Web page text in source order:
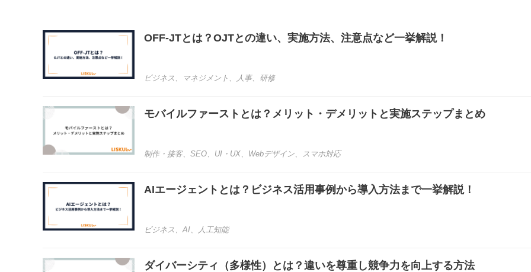
OFF-JTとは？OJTとの違い、実施方法、注意点など一挙解説！
ビジネス 、 マネジメント 、 人事、 研修
モバイルファーストとは？メリット・デメリットと実施ステップまとめ
制作・接客、 SEO、 UI・UX、 Webデザイン、 スマホ対応
AIエージェントとは？ビジネス活用事例から導入方法まで一挙解説！
ビジネス 、AI、 人工知能
ダイバーシティ（多様性）とは？違いを尊重し競争力を向上する方法